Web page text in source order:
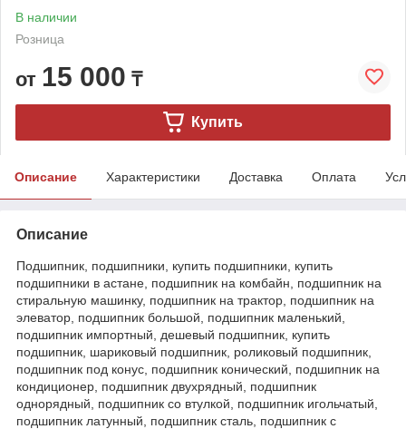
В наличии
Розница
от 15 000 ₸
Купить
Описание Характеристики Доставка Оплата
Описание
Подшипник, подшипники, купить подшипники, купить
подшипники в астане, подшипник на комбайн, подшипник на
стиральную машинку, подшипник на трактор, подшипник на
элеватор, подшипник большой, подшипник маленький,
подшипник импортный, дешевый подшипник, купить
подшипник, шариковый подшипник, роликовый подшипник,
подшипник под конус, подшипник конический, подшипник на
кондиционер, подшипник двухрядный, подшипник
однорядный, подшипник со втулкой, подшипник игольчатый,
подшипник латунный, подшипник сталь, подшипник с